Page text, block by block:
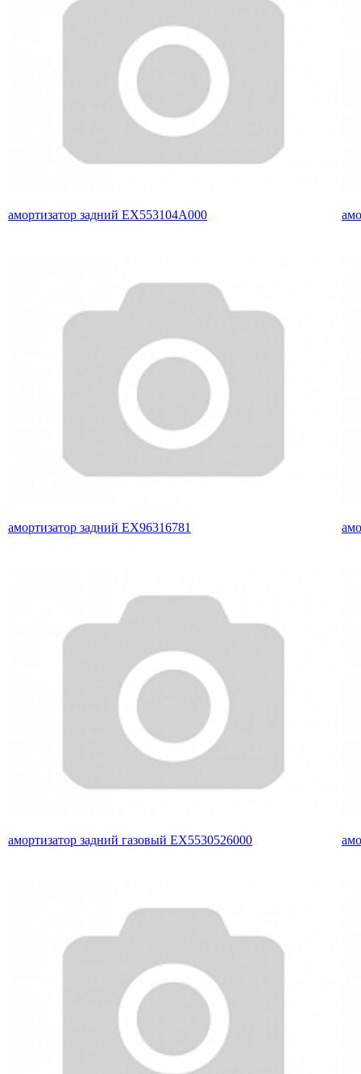
амортизатор задний EX553104A000
амортизатор задний EX96316781
амортизатор задний газовый EX5530526000